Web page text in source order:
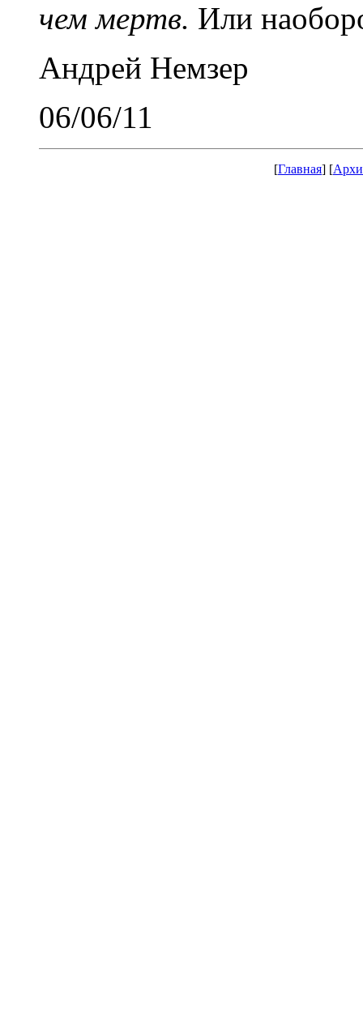
чем мертв. Или
Андрей Немзер
06/06/11
[Главная] [